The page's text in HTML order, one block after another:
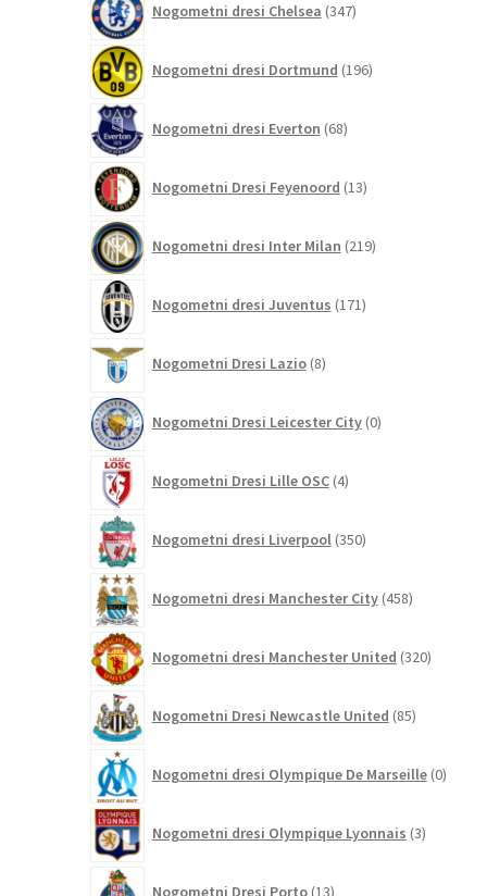
Nogometni dresi Chelsea 347izdelkov
Nogometni dresi Dortmund 196izdelkov
Nogometni dresi Everton 68izdelkov
Nogometni Dresi Feyenoord 13izdelkov
Nogometni dresi Inter Milan 219izdelkov
Nogometni dresi Juventus 171izdelkov
Nogometni Dresi Lazio 8izdelkov
Nogometni Dresi Leicester City 0izdelkov
Nogometni Dresi Lille OSC 4izdelki
Nogometni dresi Liverpool 350izdelkov
Nogometni dresi Manchester City 458izdelkov
Nogometni dresi Manchester United 320izdelkov
Nogometni Dresi Newcastle United 85izdelkov
Nogometni dresi Olympique De Marseille 0
Nogometni dresi Olympique Lyonnais 3izdelki
Nogometni Dresi Porto 13